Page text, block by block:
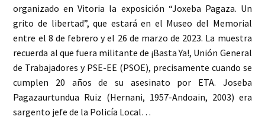
organizado en Vitoria la exposición “Joxeba Pagaza. Un
grito de libertad”, que estará en el Museo del Memorial
entre el 8 de febrero y el 26 de marzo de 2023. La muestra
recuerda al que fuera militante de ¡Basta Ya!, Unión General
de Trabajadores y PSE-EE (PSOE), precisamente cuando se
cumplen 20 años de su asesinato por ETA. Joseba
Pagazaurtundua Ruiz (Hernani, 1957-Andoain, 2003) era
sargento jefe de la Policía Local…